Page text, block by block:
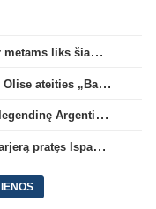
Ilgametis Roma“ saugas L. Pellegrini dar metams liks šiame klube
V. Kompany pasisakė apie gandus dėl M. Olise ateities „Bayern“ gretose
T. Almada paliks „Atletico“ ir persikels į legendinę Argentinos ekipą
„Brighton“ priklausantis F. Buonanotte karjerą pratęs Ispanijoje